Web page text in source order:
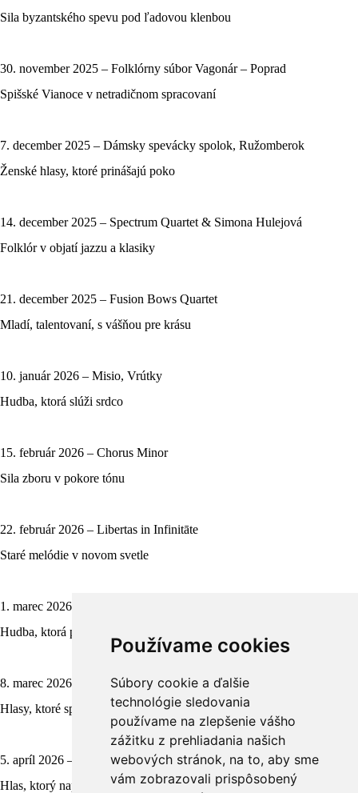
Používame cookies
Súbory cookie a ďalšie
technológie sledovania
používame na zlepšenie vášho
zážitku z prehliadania našich
webových stránok, na to, aby sme
vám zobrazovali prispôsobený
Sila byzantského spevu pod ľadovou klenbou
30. november 2025 – Folklórny súbor Vagonár – Poprad
Spišské Vianoce v netradičnom spracovaní
7. december 2025 – Dámsky spevácky spolok, Ružomberok
Ženské hlasy, ktoré prinášajú poko
14. december 2025 – Spectrum Quartet & Simona Hulejová
Folklór v objatí jazzu a klasiky
21. december 2025 – Fusion Bows Quartet
Mladí, talentovaní, s vášňou pre krásu
10. január 2026 – Misio, Vrútky
Hudba, ktorá slúži srdco
15. február 2026 – Chorus Minor
Sila zboru v pokore tónu
22. február 2026 – Libertas in Infinitāte
Staré melódie v novom svetle
1. marec 2026 – Kapela Timothy
Hudba, ktorá premieňa srdcia
8. marec 2026 – Univerzitný spevácky zbor Benedictus, Ružomberok
Hlasy, ktoré spájajú vedu, vieru a umenie
5. apríl 2026 – Carmen Pál Baláž
Hlas, ktorý napĺňa priestor